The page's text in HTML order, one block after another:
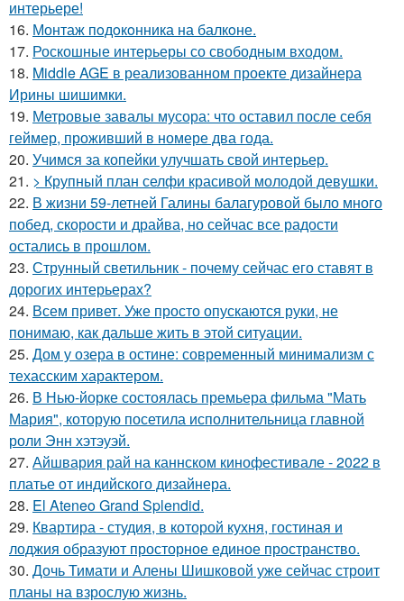
интерьере!
16. Монтаж пoдoкoнника на балкoне.
17. Роскошные интерьеры со свободным входом.
18. Middle AGE в реализованном проекте дизайнера
Ирины шишимки.
19. Метровые завалы мусора: что оставил после себя
геймер, проживший в номере два года.
20. Учимся за копейки улучшать свой интерьер.
21. > Крупный план селфи красивой молодой девушки.
22. В жизни 59-летней Галины балагуровой было много
побед, скорости и драйва, но сейчас все радости
остались в прошлом.
23. Струнный светильник - почему сейчас его ставят в
дорогих интерьерах?
24. Всем привет. Уже просто опускаются руки, не
понимаю, как дальше жить в этой ситуации.
25. Дом у озера в остине: современный минимализм с
техасским характером.
26. В Нью-йорке состоялась премьера фильма "Мать
Мария", которую посетила исполнительница главной
роли Энн хэтэуэй.
27. Айшвария рай на каннском кинофестивале - 2022 в
платье от индийского дизайнера.
28. El Ateneo Grand Splendid.
29. Квартира - студия, в которой кухня, гостиная и
лоджия образуют просторное единое пространство.
30. Дочь Тимати и Алены Шишковой уже сейчас строит
планы на взрослую жизнь.